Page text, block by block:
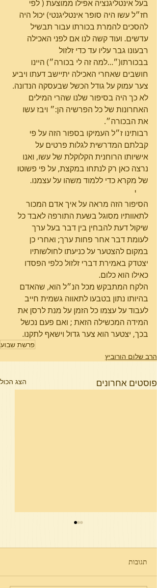
בעל אינטליגנציה אפילו ממוצעת ( לפי
חז״ל עשו היה סופר אינטליגנטי) יכול היה
להסכים להמרת בכורתו עבור תבשיל
עדשים. ועוד קשה לנו אם לפני האכילה
רבעונו גבר עליו עד כדי זלזול
בבכורתו(״...למה זה לי בכורה״) היינו
חושבים שאחרי האכילה יתיישב דעתו ויביע
צער עמוק על גודל הכשל שבעסקה הנדונה.
לא כך היה בסיפור שלנו שהרי המילים
האחרונות של כל הפרשיה הן:״ ויבז עשו
את הבכורה״.
רבותינו ז״ל העמיקו בספור הזה על פי
קבלתם המדרשית לגלות פרטים על
אישיותו הרוחנית הקלוקלת של עשו, ואנו
נרצה כאן רק לנתחו במקצת, על פי פשוטו
של מקרא כדי ללמוד משהו על עצמנו.
      י
הסיפור הזה מראה על איך אדם המכור
לתאוותיו מסוגל בשעת התורפה לאבד כל
שיקול דעת להבחין בין דבר בעל ערך
לעומת דבר אחר פחות ערך; ואחרי כן
במקום להצטער על כניעתו לחולשותיו
יצטדק באמירת דברי זלזול כלפי הפסדו
כאילו הוא כלום.
הלקח המתבקש מכל הנ״ל הוא, שהאדם
בהיותו נתון בטבעו לתאווה גשמית חייב
לעבוד על עצמו כל הזמן על מנת לרסן את
המידה המכשילה הזאת ; ואם פעם נכשל
בכך, יצטער הוא צער גדול וישאף לתקנו.
פרשת שבוע
הרב שלום הורוביץ
פוסטים אחרונים הצג הכול
תגובות